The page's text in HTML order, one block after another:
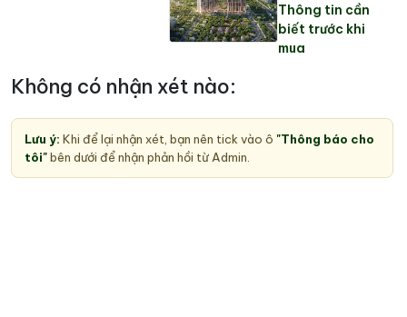
Thông tin cần
biết trước khi
mua
Không có nhận xét nào:
Lưu ý: Khi để lại nhận xét, bạn nên tick vào ô "Thông báo cho
tôi"bên dưới để nhận phản hồi từ Admin.